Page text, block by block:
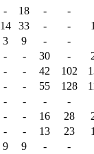
- 18 -
-
14 33 - -
3 9 -
-
- - 30 -
- - 42 102
- - 55 128
- - -
-
- - 16 28
- - 13 23
9 9 - -